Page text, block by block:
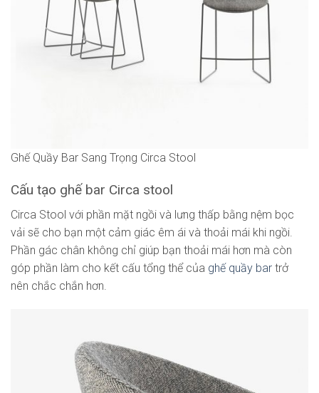
Ghế Quầy Bar Sang Trọng Circa Stool
Cấu tạo ghế bar Circa stool
Circa Stool với phần mặt ngồi và lưng thấp bằng nệm bọc
vải sẽ cho bạn một cảm giác êm ái và thoải mái khi ngồi.
Phần gác chân không chỉ giúp bạn thoải mái hơn mà còn
góp phần làm cho kết cấu tổng thể của ghế quầy bar trở
nên chắc chắn hơn.